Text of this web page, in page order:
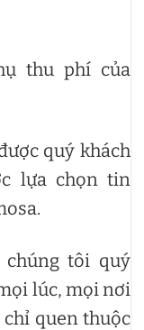
thu phí của
quý khách
lựa chọn tin
tôi quý
lúc, mọi nơi
quen thuộc